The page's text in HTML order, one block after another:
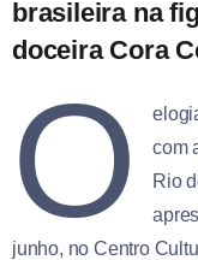
brasileira na
doceira Cora
O
com
Rio
junho, no Centro